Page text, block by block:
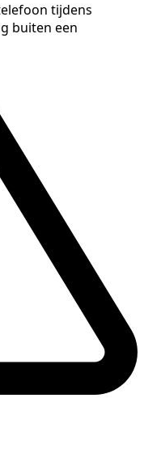
tijdens
buiten een